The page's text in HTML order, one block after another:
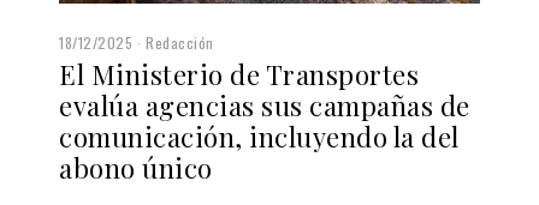
18/12/2025 Redacción
El Ministerio de Transportes
evalúa agencias sus campañas de
comunicación, incluyendo la del
abono único